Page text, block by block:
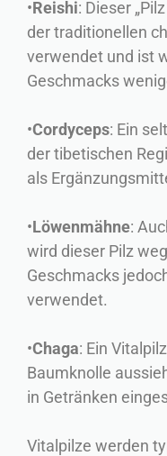
•Reishi: Dieser
der traditionellen
verwendet und ist
Geschmacks
•Cordyceps: Ein
der tibetischen
als
•Löwenmähne:
wird dieser Pilz
Geschmacks
verwendet.
•Chaga: Ein
Baumknolle
in Getränken
Vitalpilze werden